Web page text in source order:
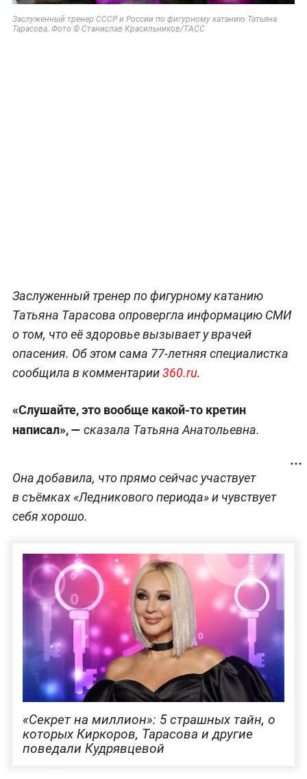
Заслуженный тренер СССР и России по фигурному катанию Татьяна
Тарасова. Фото © Станислав Красильников/ТАСС
Заслуженный тренер по фигурному катанию
Татьяна Тарасова опровергла информацию СМИ
о том, что её здоровье вызывает у врачей
опасения. Об этом сама 77-летняя специалистка
сообщила в комментарии360.ru.
«Слушайте, это вообще какой-то кретин
написал», — сказала Татьяна Анатольевна.
Она добавила, что прямо сейчас участвует
в съёмках «Ледникового периода» и чувствует
себя хорошо.
«Секрет на миллион»: 5 страшных тайн, о
которых Киркоров, Тарасова и другие
поведали Кудрявцевой